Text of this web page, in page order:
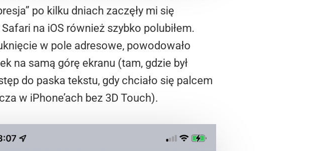
po kilku dniach zaczęły mi się
na iOS również szybko polubiłem.
w pole adresowe, powodowało
na samą górę ekranu (tam, gdzie był
do paska tekstu, gdy chciało się palcem
w iPhone’ach bez 3D Touch).